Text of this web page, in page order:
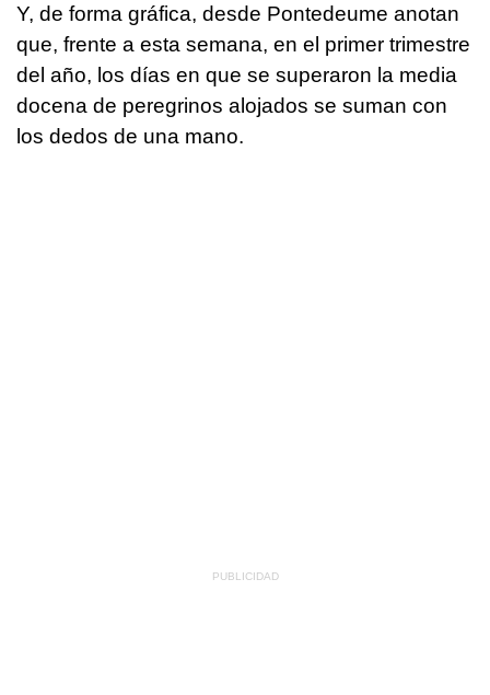
Y, de forma gráfica, desde Pontedeume anotan
que, frente a esta semana, en el primer trimestre
del año, los días en que se superaron la media
docena de peregrinos alojados se suman con
los dedos de una mano.